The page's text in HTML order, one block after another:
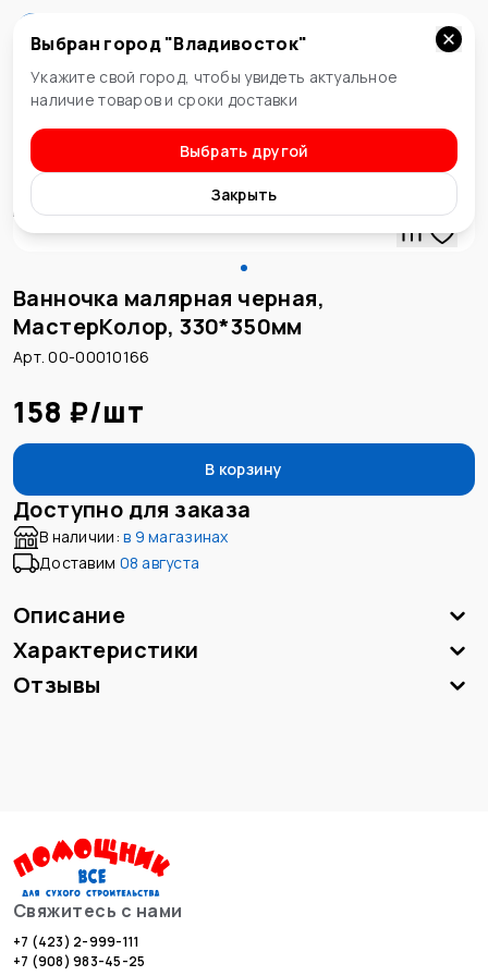
Владивосток
Выбран город "Владивосток"
Укажите свой город, чтобы увидеть актуальное
наличие товаров и сроки доставки
Выбрать другой
Закрыть
Ванночки
Ванночка малярная черная,
МастерКолор, 330*350мм
Арт. 00-00010166
158 ₽/шт
В корзину
Доступно для заказа
В наличии: в 9 магазинах
Доставим 08 августа
Описание
Характеристики
Отзывы
Свяжитесь с нами
+7 (423) 2-999-111
+7 (908) 983-45-25